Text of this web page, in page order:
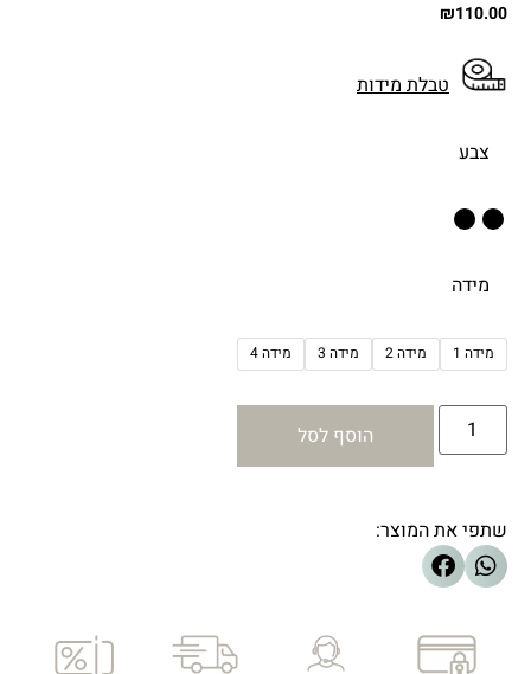
₪110.00
טבלת מידות
צבע
מידה
מידה 1 מידה 2 מידה 3 מידה 4
הוסף לסל
שתפי את המוצר: